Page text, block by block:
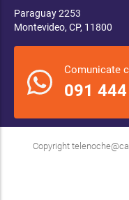
Paraguay 2253
Montevideo, CP, 11800
Comunicate
091
Copyright